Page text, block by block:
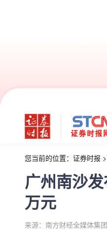
您当前的位置： 证券时报 >
广州南沙
万元
来源：南方财经全媒体集团